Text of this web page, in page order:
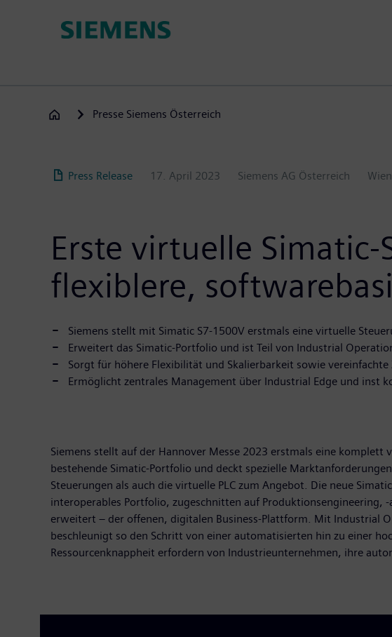
Presse Siemens Österreich
Press Release 17. April 2023 Siemens AG Österreich Wien
Erste virtuelle
flexiblere,
Siemens stellt mit Simatic S7-1500V erstmals eine virtuelle
Erweitert das Simatic-Portfolio und ist Teil von Industrial
Sorgt für höhere Flexibilität und Skalierbarkeit sowie
Ermöglicht zentrales Management über Industrial Edge und
Siemens stellt auf der Hannover Messe 2023 erstmals eine
bestehende Simatic-Portfolio und deckt spezielle
Steuerungen als auch die virtuelle PLC zum Angebot. Die neue
interoperables Portfolio, zugeschnitten auf
erweitert – der offenen, digitalen Business-Plattform. Mit Industrial
beschleunigt so den Schritt von einer automatisierten hin zu einer
Ressourcenknappheit erfordern von Industrieunternehmen, ihre